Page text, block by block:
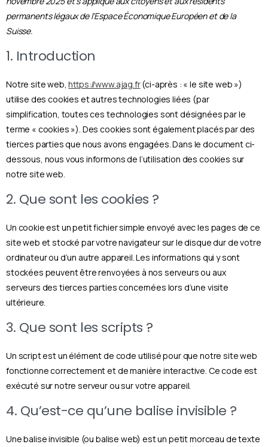
permanents légaux de l’Espace Économique Européen et de la
Suisse.
1. Introduction
Notre site web,https://www.ajag.fr(ci-après : « le site web »)
utilise des cookies et autres technologies liées (par
simplification, toutes ces technologies sont désignées par le
terme « cookies »). Des cookies sont également placés par des
tierces parties que nous avons engagées. Dans le document ci-
dessous, nous vous informons de l’utilisation des cookies sur
notre site web.
2. Que sont les cookies ?
Un cookie est un petit fichier simple envoyé avec les pages de ce
site web et stocké par votre navigateur sur le disque dur de votre
ordinateur ou d’un autre appareil. Les informations qui y sont
stockées peuvent être renvoyées à nos serveurs ou aux
serveurs des tierces parties concernées lors d’une visite
ultérieure.
3. Que sont les scripts ?
Un script est un élément de code utilisé pour que notre site web
fonctionne correctement et de manière interactive. Ce code est
exécuté sur notre serveur ou sur votre appareil.
4. Qu’est-ce qu’une balise invisible ?
Une balise invisible (ou balise web) est un petit morceau de texte